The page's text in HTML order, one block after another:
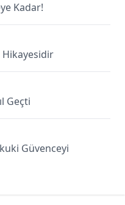
Kadar!
Hikayesidir
Geçti
Güvenceyi